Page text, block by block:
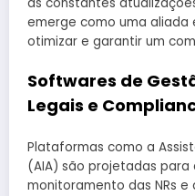
emerge como uma
otimizar e garantir um
Softwares de
Legais e
Plataformas como a
(AIA) são projetadas
monitoramento das NRs